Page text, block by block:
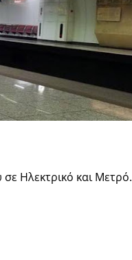
Ηλεκτρικό και Μετρό.